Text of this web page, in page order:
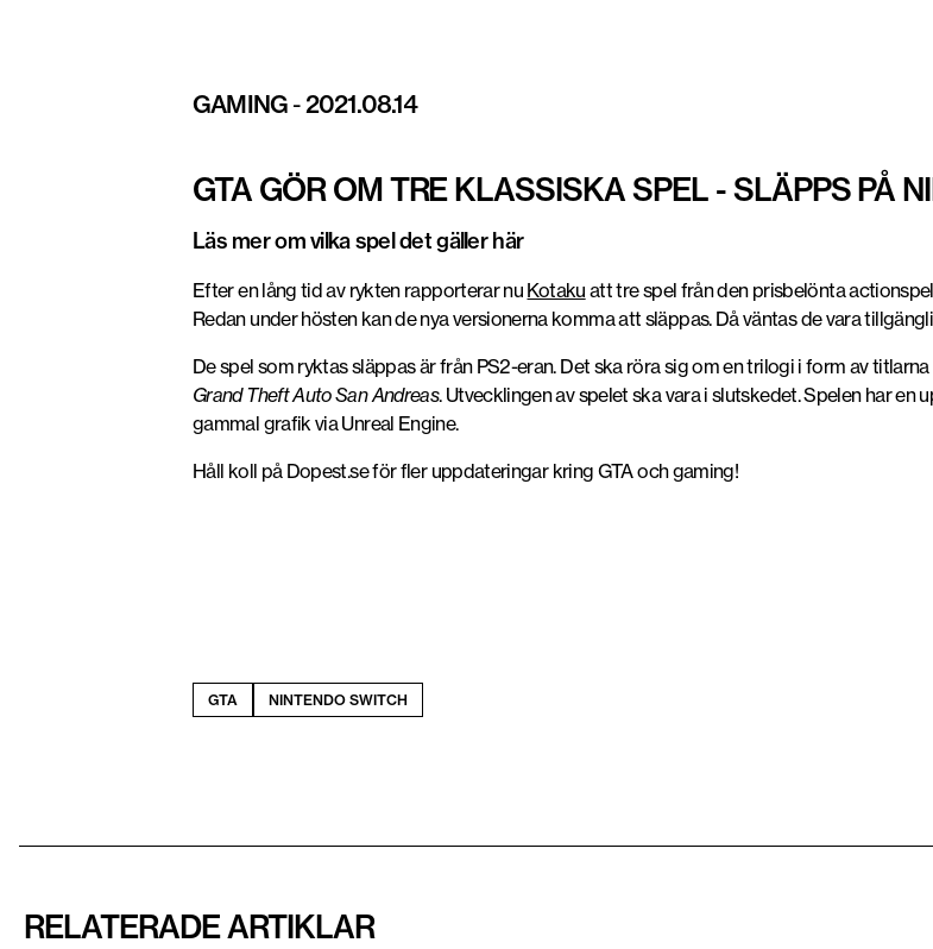
GAMING -2021.08.14
GTA GÖR OM TRE KLASSISKA SPEL - SLÄPPS PÅ
Läs mer om vilka spel det gäller här
Efter en lång tid av rykten rapporterar nu Kotaku att tre spel från den prisbelönta
Redan under hösten kan de nya versionerna komma att släppas. Då väntas de vara
De spel som ryktas släppas är från PS2-eran. Det ska röra sig om en trilogi i form av titlarna
Grand Theft Auto San Andreas. Utvecklingen av spelet ska vara i slutskedet. Spelen har
gammal grafik via Unreal Engine.
Håll koll på Dopest.se för fler uppdateringar kring GTA och gaming!
GTA NINTENDO SWITCH
RELATERADE ARTIKLAR